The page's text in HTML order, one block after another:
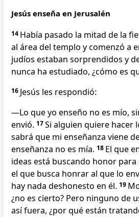
Jesús enseña en Jerusalén
14 Había pasado la mitad de la
al área del templo y comenzó a
judíos estaban sorprendidos y
nunca ha estudiado, ¿cómo es
16 Jesús les respondió:
—Lo que yo enseño no es mío,
envió. 17Si alguien quiere hacer
sabrá que mi enseñanza viene
enseñanza no es mía. 18 El que
ideas está buscando honor para
el que busca honrar al que lo
hay nada deshonesto en él. 19
¿no es cierto? Pero ninguno de
así fuera, ¿por qué están